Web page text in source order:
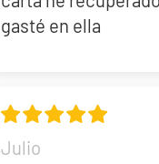
gasté en ella
Julio